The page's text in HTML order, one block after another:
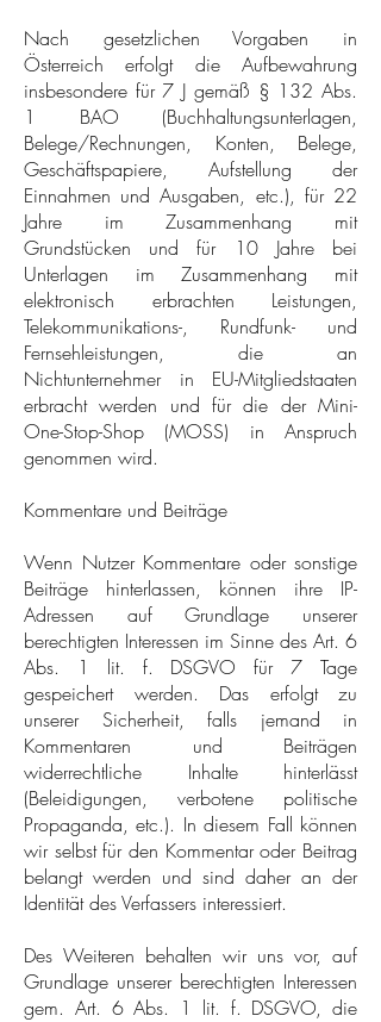
Nach gesetzlichen Vorgaben in
Österreich erfolgt die Aufbewahrung
insbesondere für 7 J gemäß § 132 Abs.
1 BAO (Buchhaltungsunterlagen,
Belege/Rechnungen, Konten, Belege,
Geschäftspapiere, Aufstellung der
Einnahmen und Ausgaben, etc.), für 22
Jahre im Zusammenhang mit
Grundstücken und für 10 Jahre bei
Unterlagen im Zusammenhang mit
elektronisch erbrachten Leistungen,
Telekommunikations-, Rundfunk- und
Fernsehleistungen, die an
Nichtunternehmer in EU-Mitgliedstaaten
erbracht werden und für die der Mini-
One-Stop-Shop (MOSS) in Anspruch
genommen wird.
Kommentare und Beiträge
Wenn Nutzer Kommentare oder sonstige
Beiträge hinterlassen, können ihre IP-
Adressen auf Grundlage unserer
berechtigten Interessen im Sinne des Art. 6
Abs. 1 lit. f. DSGVO für 7 Tage
gespeichert werden. Das erfolgt zu
unserer Sicherheit, falls jemand in
Kommentaren und Beiträgen
widerrechtliche Inhalte hinterlässt
(Beleidigungen, verbotene politische
Propaganda, etc.). In diesem Fall können
wir selbst für den Kommentar oder Beitrag
belangt werden und sind daher an der
Identität des Verfassers interessiert.
Des Weiteren behalten wir uns vor, auf
Grundlage unserer berechtigten Interessen
gem. Art. 6 Abs. 1 lit. f. DSGVO, die